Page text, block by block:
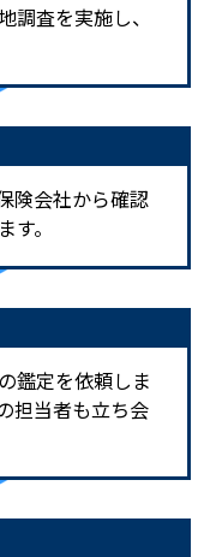
調査を実施し、
険会社から確認
。
鑑定を依頼しま
担当者も立ち会